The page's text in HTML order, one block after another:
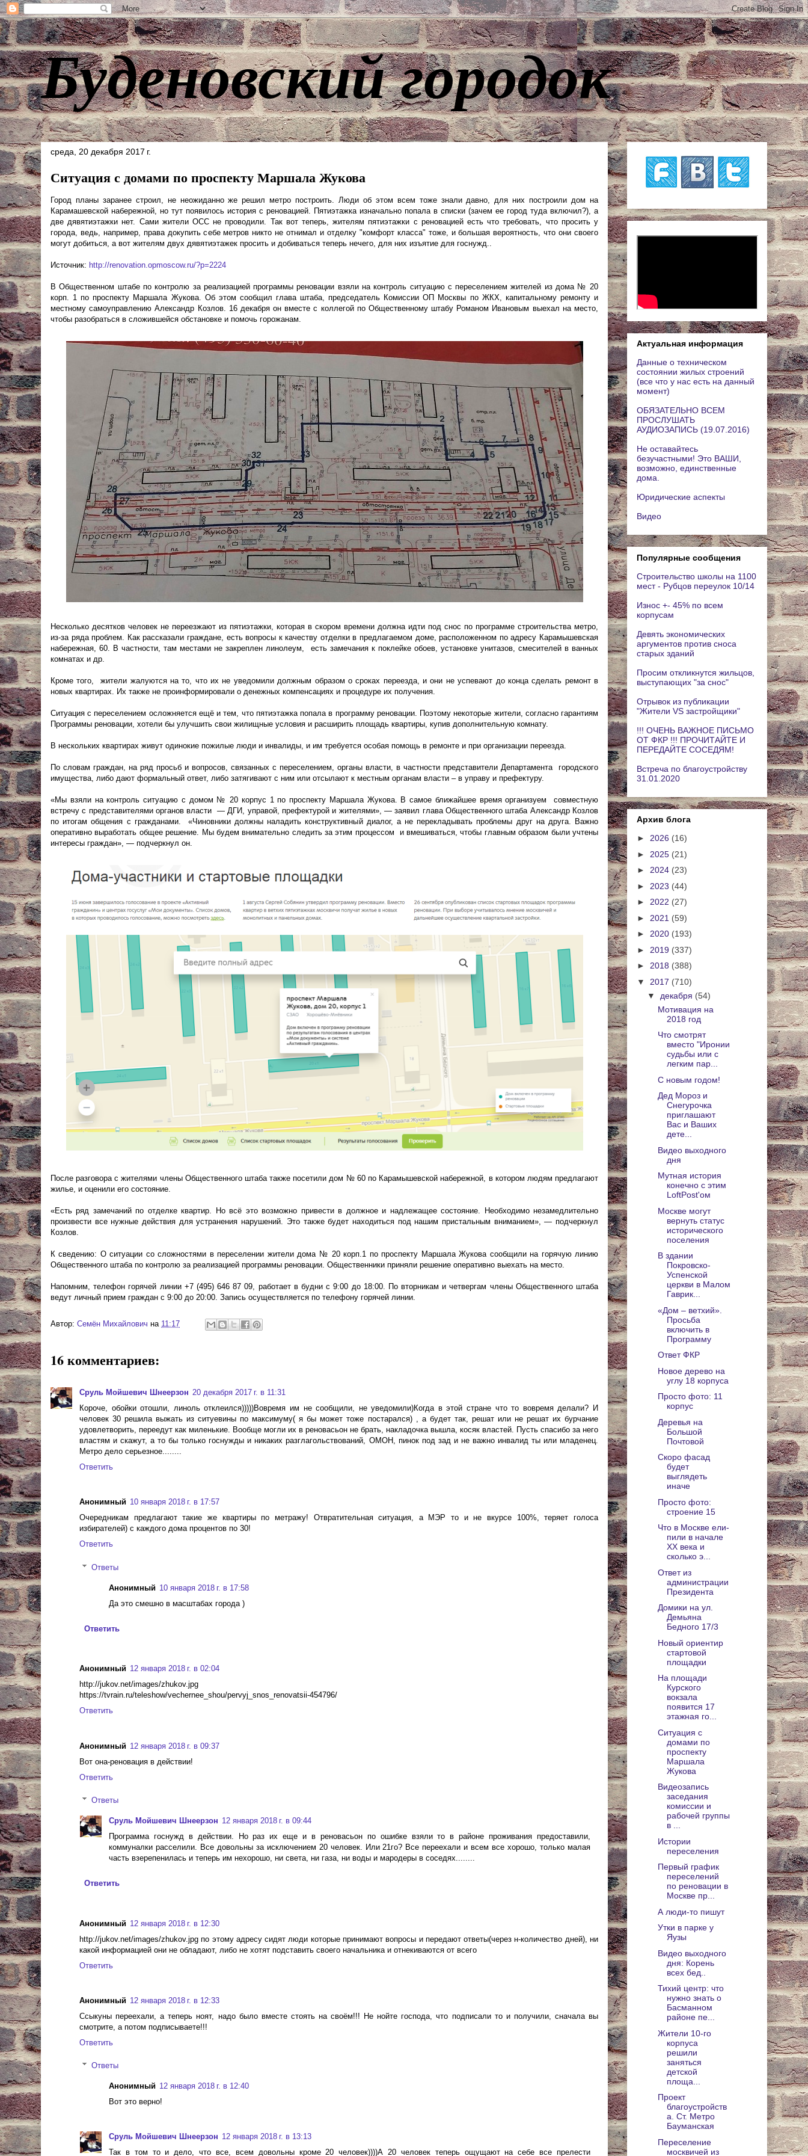
Буденовский городок
среда, 20 декабря 2017 г.
Ситуация с домами по проспекту Маршала Жукова
Город планы заранее строил, не неожиданно же решил метро построить. Люди об этом всем тоже знали давно, для них построили дом на
Карамашевской набережной, но тут появилось история с реновацией. Пятиэтажка изначально попала в списки (зачем ее город туда включил?), а
две дявятиэтажки нет. Сами жители ОСС не проводили. Так вот теперь, жителям пятиэтажки с реновацией есть что требовать, что просить у
города, ведь, например, права докупить себе метров никто не отнимал и отделку "комфорт класса" тоже, и большая вероятность, что они своего
могут добиться, а вот жителям двух дявятиэтажек просить и добиваться теперь нечего, для них изъятие для госнужд..
Источник: http://renovation.opmoscow.ru/?p=2224
В Общественном штабе по контролю за реализацией программы реновации взяли на контроль ситуацию с переселением жителей из дома № 20
корп. 1 по проспекту Маршала Жукова. Об этом сообщил глава штаба, председатель Комиссии ОП Москвы по ЖКХ, капитальному ремонту и
местному самоуправлению Александр Козлов. 16 декабря он вместе с коллегой по Общественному штабу Романом Ивановым выехал на место,
чтобы разобраться в сложившейся обстановке и помочь горожанам.
Несколько десятков человек не переезжают из пятиэтажки, которая в скором времени должна идти под снос по программе строительства метро,
из-за ряда проблем. Как рассказали граждане, есть вопросы к качеству отделки в предлагаемом доме, расположенном по адресу Карамышевская
набережная, 60. В частности, там местами не закреплен линолеум, есть замечания к поклейке обоев, установке унитазов, смесителей в ванных
комнатах и др.
Кроме того, жители жалуются на то, что их не уведомили должным образом о сроках переезда, и они не успевают до конца сделать ремонт в
новых квартирах. Их также не проинформировали о денежных компенсациях и процедуре их получения.
Ситуация с переселением осложняется ещё и тем, что пятиэтажка попала в программу реновации. Поэтому некоторые жители, согласно гарантиям
Программы реновации, хотели бы улучшить свои жилищные условия и расширить площадь квартиры, купив дополнительную комнату.
В нескольких квартирах живут одинокие пожилые люди и инвалиды, и им требуется особая помощь в ремонте и при организации переезда.
По словам граждан, на ряд просьб и вопросов, связанных с переселением, органы власти, в частности представители Департамента городского
имущества, либо дают формальный ответ, либо затягивают с ним или отсылают к местным органам власти – в управу и префектуру.
«Мы взяли на контроль ситуацию с домом № 20 корпус 1 по проспекту Маршала Жукова. В самое ближайшее время организуем совместную
встречу с представителями органов власти — ДГИ, управой, префектурой и жителями», — заявил глава Общественного штаба Александр Козлов
по итогам общения с гражданами. «Чиновники должны наладить конструктивный диалог, а не перекладывать проблемы друг на друга. Важно
оперативно выработать общее решение. Мы будем внимательно следить за этим процессом и вмешиваться, чтобы главным образом были учтены
интересы граждан», — подчеркнул он.
После разговора с жителями члены Общественного штаба также посетили дом № 60 по Карамышевской набережной, в котором людям предлагают
жилье, и оценили его состояние.
«Есть ряд замечаний по отделке квартир. Но всё это возможно привести в должное и надлежащее состояние. Необходимо незамедлительно
произвести все нужные действия для устранения нарушений. Это также будет находиться под нашим пристальным вниманием», — подчеркнул
Козлов.
К сведению: О ситуации со сложностями в переселении жители дома № 20 корп.1 по проспекту Маршала Жукова сообщили на горячую линию
Общественного штаба по контролю за реализацией программы реновации. Общественники приняли решение оперативно выехать на место.
Напомним, телефон горячей линии +7 (495) 646 87 09, работает в будни с 9:00 до 18:00. По вторникам и четвергам члены Общественного штаба
ведут личный прием граждан с 9:00 до 20:00. Запись осуществляется по телефону горячей линии.
Автор: Cемён Михайлович на 11:17
16 комментариев:
Сруль Мойшевич Шнеерзон 20 декабря 2017 г. в 11:31
Короче, обойки отошли, линоль отклеился)))))Вовремя им не сообщили, не уведомили)Когда в этой стране что то вовремя делали? И
человек 30 решила выжать из ситуевины по максимуму( я бы может тоже постарался) , а будет так, решат или не решат их бурчание
удовлетворить, переедут как миленькие. Вообще могли их в реновасьон не брать, накладочка вышла, косяк властей. Пусть спасибо за него
властям и скажут, а то бы только госнужды и никаких разглагольствований, ОМОН, пинок под зад и не важно инвалид ты или младенец.
Метро дело серьезное........
Ответить
Анонимный 10 января 2018 г. в 17:57
Очередникам предлагают такие же квартиры по метражу! Отвратительная ситуация, а МЭР то и не вкурсе 100%, теряет голоса
избирателей) с каждого дома процентов по 30!
Ответить
Ответы
Анонимный 10 января 2018 г. в 17:58
Да это смешно в масштабах города )
Ответить
Анонимный 12 января 2018 г. в 02:04
http://jukov.net/images/zhukov.jpg
https://tvrain.ru/teleshow/vechernee_shou/pervyj_snos_renovatsii-454796/
Ответить
Анонимный 12 января 2018 г. в 09:37
Вот она-реновация в действии!
Ответить
Ответы
Сруль Мойшевич Шнеерзон 12 января 2018 г. в 09:44
Программа госнужд в действии. Но раз их еще и в реновасьон по ошибке взяли то в районе проживания предоставили,
коммуналки расселили. Все довольны за исключением 20 человек. Или 21го? Все переехали и всем все хорошо, только малая
часть взерепенилась и теперь им нехорошо, ни света, ни газа, ни воды и мародеры в соседях........
Ответить
Анонимный 12 января 2018 г. в 12:30
http://jukov.net/images/zhukov.jpg по этому адресу сидят люди которые принимают вопросы и передают ответы(через н-количество дней), ни
какой информацией они не обладают, либо не хотят подставить своего начальника и отнекиваются от всего
Ответить
Анонимный 12 января 2018 г. в 12:33
Ссыкуны переехали, а теперь ноят, надо было вместе стоять на своём!!! Не нойте господа, что подписали то и получили, сначала вы
смотрите, а потом подписываете!!!
Ответить
Ответы
Анонимный 12 января 2018 г. в 12:40
Вот это верно!
Сруль Мойшевич Шнеерзон 12 января 2018 г. в 13:13
Так в том то и дело, что все, всем довольны кроме 20 человек))))А 20 человек теперь ощущают на себе все прелести
Актуальная информация
Данные о техническом
состоянии жилых строений
(все что у нас есть на данный
момент)
ОБЯЗАТЕЛЬНО ВСЕМ
ПРОСЛУШАТЬ
АУДИОЗАПИСЬ (19.07.2016)
Не оставайтесь
безучастными! Это ВАШИ,
возможно, единственные
дома.
Юридические аспекты
Видео
Популярные сообщения
Строительство школы на 1100
мест - Рубцов переулок 10/14
Износ +- 45% по всем
корпусам
Девять экономических
аргументов против сноса
старых зданий
Просим откликнутся жильцов,
выступающих "за снос"
Отрывок из публикации
"Жители VS застройщики"
!!! ОЧЕНЬ ВАЖНОЕ ПИСЬМО
ОТ ФКР !!! ПРОЧИТАЙТЕ И
ПЕРЕДАЙТЕ СОСЕДЯМ!
Встреча по благоустройству
31.01.2020
Архив блога
► 2026 (16)
► 2025 (21)
► 2024 (23)
► 2023 (44)
► 2022 (27)
► 2021 (59)
► 2020 (193)
► 2019 (337)
► 2018 (388)
▼ 2017 (710)
▼ декабря (54)
Мотивация на
2018 год
Что смотрят
вместо "Иронии
судьбы или с
легким пар...
С новым годом!
Дед Мороз и
Снегурочка
приглашают
Вас и Ваших
дете...
Видео выходного
дня
Мутная история
конечно с этим
LoftPost'ом
Москве могут
вернуть статус
исторического
поселения
В здании
Покровско-
Успенской
церкви в Малом
Гаврик...
«Дом – ветхий».
Просьба
включить в
Программу
Ответ ФКР
Новое дерево на
углу 18 корпуса
Просто фото: 11
корпус
Деревья на
Большой
Почтовой
Скоро фасад
будет
выглядеть
иначе
Просто фото:
строение 15
Что в Москве ели-
пили в начале
ХХ века и
сколько э...
Ответ из
администрации
Президента
Домики на ул.
Демьяна
Бедного 17/3
Новый ориентир
стартовой
площадки
На площади
Курского
вокзала
появится 17
этажная го...
Ситуация с
домами по
проспекту
Маршала
Жукова
Видеозапись
заседания
комиссии и
рабочей группы
в ...
Истории
переселения
Первый график
переселений
по реновации в
Москве пр...
А люди-то пишут
Утки в парке у
Яузы
Видео выходного
дня: Корень
всех бед..
Тихий центр: что
нужно знать о
Басманном
районе пе...
Жители 10-го
корпуса
решили
заняться
детской
площа...
Проект
благоустройств
а. Ст. Метро
Бауманская
Переселение
москвичей из